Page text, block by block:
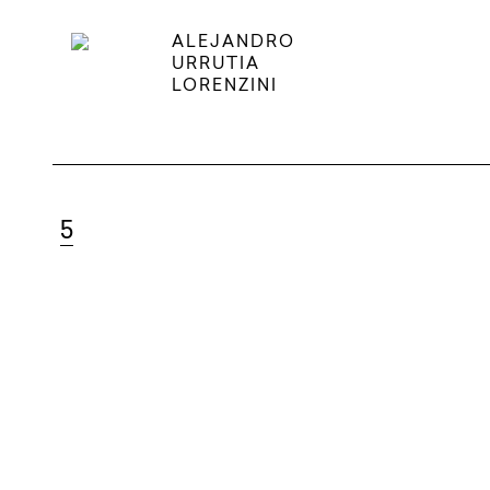
ALEJANDRO
URRUTIA
LORENZINI
5